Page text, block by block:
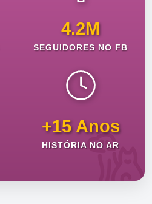
4.2M
SEGUIDORES NO FB
+15 Anos
HISTÓRIA NO AR